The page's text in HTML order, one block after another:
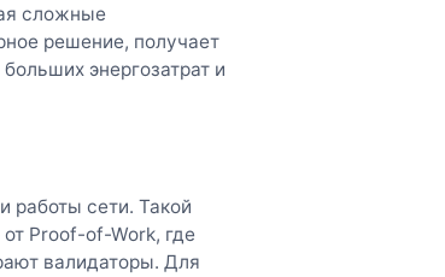
сложные
решение, получает
энергозатрат и
работы сети. Такой
Proof-of-Work, где
валидаторы. Для